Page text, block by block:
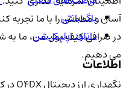
آسان و مطمئن را با ما تجربه
در صرافی کیف پول من، ما به
می دهیم.
نگهداری ارز دیجیتال O4DX در کیف پول من
باگ بانتی
دانلود اپلیکیشن
اطلاعات